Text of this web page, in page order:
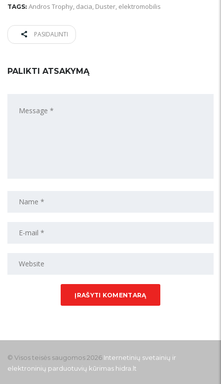
TAGS: Andros Trophy, dacia, Duster, elektromobilis
PASIDALINTI
PALIKTI ATSAKYMĄ
© Visos teisės saugomos 2026 Internetinių svetainių ir
elektroninių parduotuvių kūrimas hidra.lt